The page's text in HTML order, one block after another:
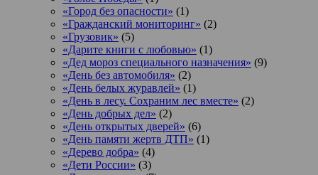
«Город без опасности» (1)
«Гражданский мониторинг» (2)
«Грузовик» (5)
«Дарите книги с любовью» (1)
«Дед мороз специального назначения» (9)
«День без автомобиля» (2)
«День белых журавлей» (1)
«День в лесу. Сохраним лес вместе» (2)
«День добрых дел» (2)
«День открытых дверей» (6)
«День памяти жертв ДТП» (1)
«Дерево добра» (4)
«Дети России» (3)